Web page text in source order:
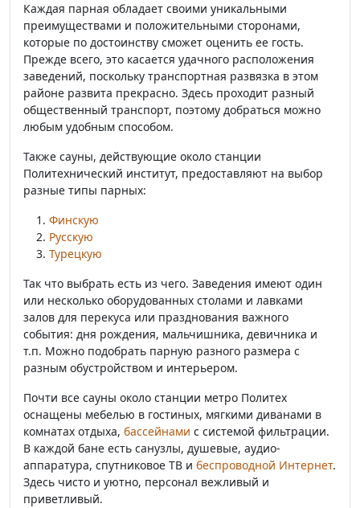
Каждая парная обладает своими уникальными
преимуществами и положительными сторонами,
которые по достоинству сможет оценить ее гость.
Прежде всего, это касается удачного расположения
заведений, поскольку транспортная развязка в этом
районе развита прекрасно. Здесь проходит разный
общественный транспорт, поэтому добраться можно
любым удобным способом.
Также сауны, действующие около станции
Политехнический институт, предоставляют на выбор
разные типы парных:
Финскую
Русскую
Турецкую
Так что выбрать есть из чего. Заведения имеют один
или несколько оборудованных столами и лавками
залов для перекуса или празднования важного
события: дня рождения, мальчишника, девичника и
т.п. Можно подобрать парную разного размера с
разным обустройством и интерьером.
Почти все сауны около станции метро Политех
оснащены мебелью в гостиных, мягкими диванами в
комнатах отдыха, бассейнами с системой фильтрации.
В каждой бане есть санузлы, душевые, аудио-
аппаратура, спутниковое ТВ и беспроводной Интернет.
Здесь чисто и уютно, персонал вежливый и
приветливый.